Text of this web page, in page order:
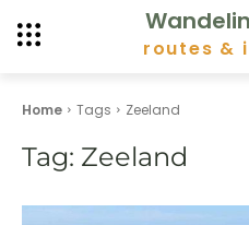
routes &
Home Tags Zeeland
Tag: Zeeland